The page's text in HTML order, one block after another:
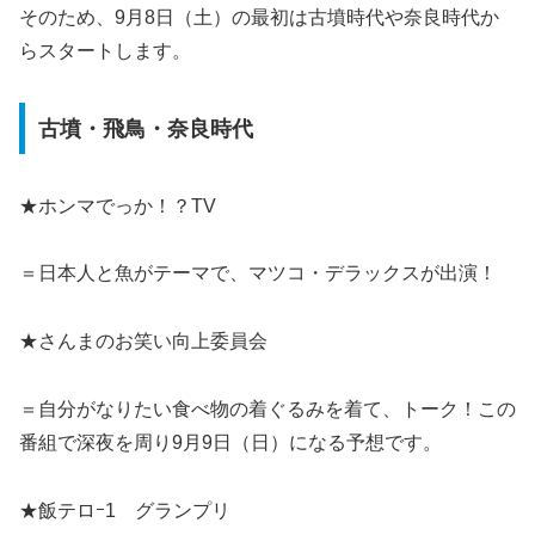
そのため、9月8日（土）の最初は古墳時代や奈良時代か
らスタートします。
古墳・飛鳥・奈良時代
★ホンマでっか！？TV
＝日本人と魚がテーマで、マツコ・デラックスが出演！
★さんまのお笑い向上委員会
＝自分がなりたい食べ物の着ぐるみを着て、トーク！この
番組で深夜を周り9月9日（日）になる予想です。
★飯テロｰ1 グランプリ